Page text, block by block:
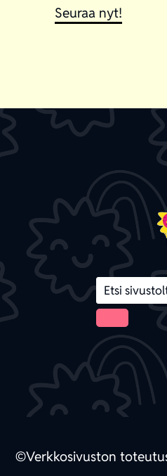
Seuraa nyt!
©Verkkosivuston